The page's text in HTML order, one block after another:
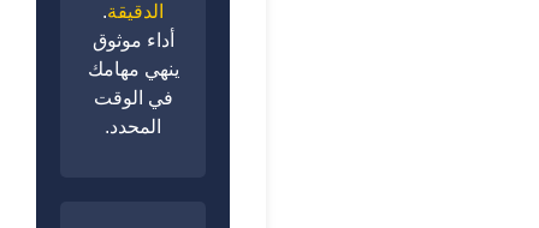
الدقيقة.
أداء موثوق
ينهي مهامك
في الوقت
المحدد.